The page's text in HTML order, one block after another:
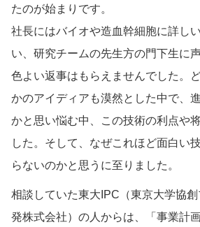
たのが始まりです。
社長にはバイオや造血幹細胞に詳し
い、研究チームの先生方の門下生に
色よい返事はもらえませんでした。
かのアイディアも漠然とした中で、
かと思い悩む中、この技術の利点や
した。そして、なぜこれほど面白い
らないのかと思うに至りました。
相談していた東大IPC（東京大学協
発株式会社）の人からは、「事業計